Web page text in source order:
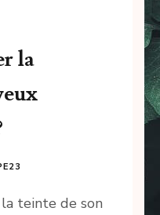
la
teinte de son